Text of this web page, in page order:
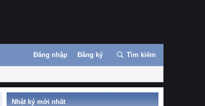
Đăng nhập Đăng ký Tìm kiếm
Nhật ký mới nhất